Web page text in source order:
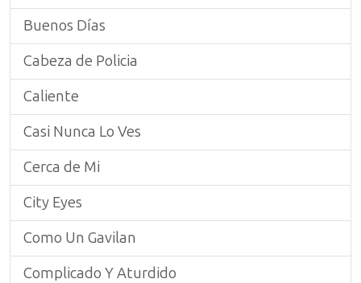
Buenos Días
Cabeza de Policia
Caliente
Casi Nunca Lo Ves
Cerca de Mi
City Eyes
Como Un Gavilan
Complicado Y Aturdido